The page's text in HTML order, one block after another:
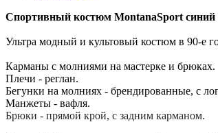
Спортивный костюм MontanaSport синий
Ультра модный и культовый костюм в 90-е
Карманы с молниями на мастерке и брюках.
Плечи - реглан.
Бегунки на молниях - брендированные, с
Манжеты - вафля.
Брюки - прямой крой, с задним карманом.